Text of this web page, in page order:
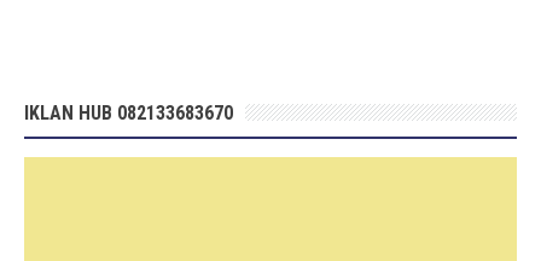
IKLAN HUB 082133683670